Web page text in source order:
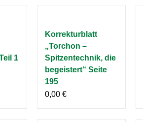
1
Korrekturblatt
„Torchon –
Spitzentechnik, die
begeistert“ Seite
195
0,00 €